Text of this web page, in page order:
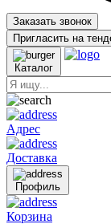
Заказать звонок
Пригласить на
Каталог
Адрес
Доставка
Профиль
Корзина